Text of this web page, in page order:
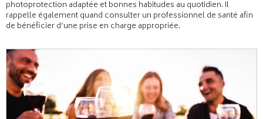
photoprotection adaptée et bonnes habitudes au quotidien. Il
rappelle également quand consulter un professionnel de santé afin
de bénéficier d’une prise en charge appropriée.